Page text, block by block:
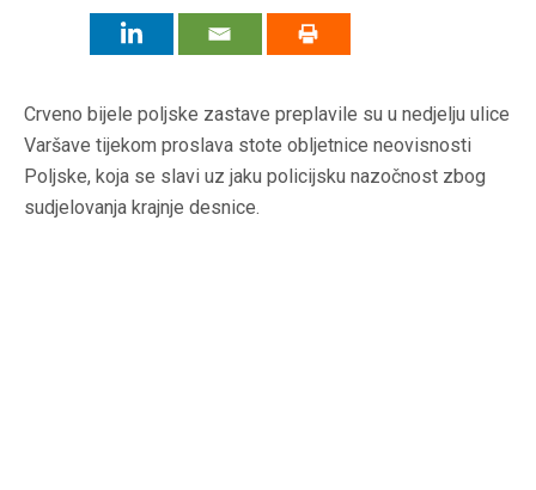
Crveno bijele poljske zastave preplavile su u nedjelju ulice
Varšave tijekom proslava stote obljetnice neovisnosti
Poljske, koja se slavi uz jaku policijsku nazočnost zbog
sudjelovanja krajnje desnice.